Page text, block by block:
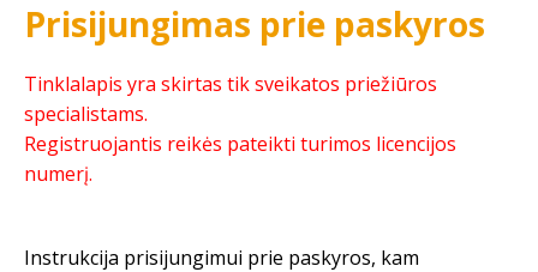
Prisijungimas prie paskyros
Tinklalapis yra skirtas tik sveikatos priežiūros
specialistams.
Registruojantis reikės pateikti turimos licencijos
numerį.
Instrukcija prisijungimui prie paskyros, kam